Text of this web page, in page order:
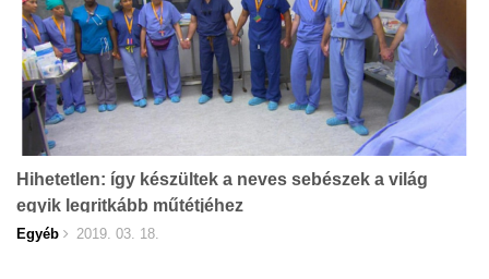
Hihetetlen: így készültek a neves sebészek a világ
egyik legritkább műtétjéhez
Egyéb 2019. 03. 18.